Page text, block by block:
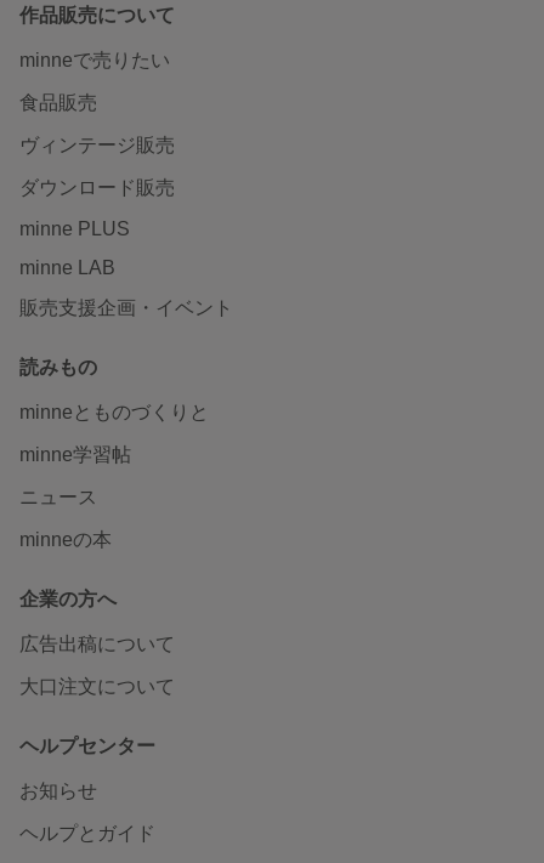
作品販売について
minneで売りたい
食品販売
ヴィンテージ販売
ダウンロード販売
minne PLUS
minne LAB
販売支援企画・イベント
読みもの
minneとものづくりと
minne学習帖
ニュース
minneの本
企業の方へ
広告出稿について
大口注文について
ヘルプセンター
お知らせ
ヘルプとガイド